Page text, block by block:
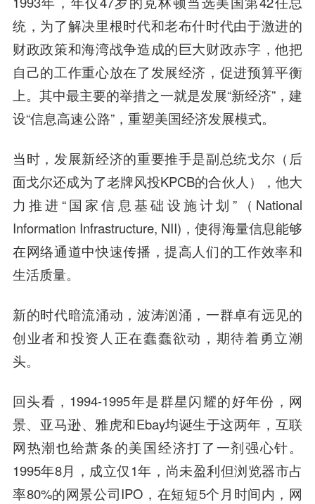
统，为了解决里根时代和老布什时代由于激进的
财政政策和海湾战争造成的巨大财政赤字，他把
自己的工作重心放在了发展经济，促进预算平衡
上。其中最主要的举措之一就是发展“新经济”，建
设“信息高速公路”，重塑美国经济发展模式。
当时，发展新经济的重要推手是副总统戈尔（后
面戈尔还成为了老牌风投KPCB的合伙人），他大
力推进“国家信息基础设施计划”（National
Information Infrastructure, NII)，使得海量信息能够
在网络通道中快速传播，提高人们的工作效率和
生活质量。
新的时代暗流涌动，波涛汹涌，一群卓有远见的
创业者和投资人正在蠢蠢欲动，期待着勇立潮
头。
回头看，1994-1995年是群星闪耀的好年份，网
景、亚马逊、雅虎和Ebay均诞生于这两年，互联
网热潮也给萧条的美国经济打了一剂强心针。
1995年8月，成立仅1年，尚未盈利但浏览器市占
率80%的网景公司IPO，在短短5个月时间内，网